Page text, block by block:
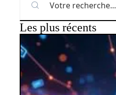
Les plus récents